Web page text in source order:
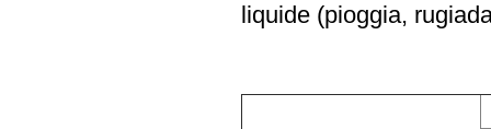
liquide (pioggia,